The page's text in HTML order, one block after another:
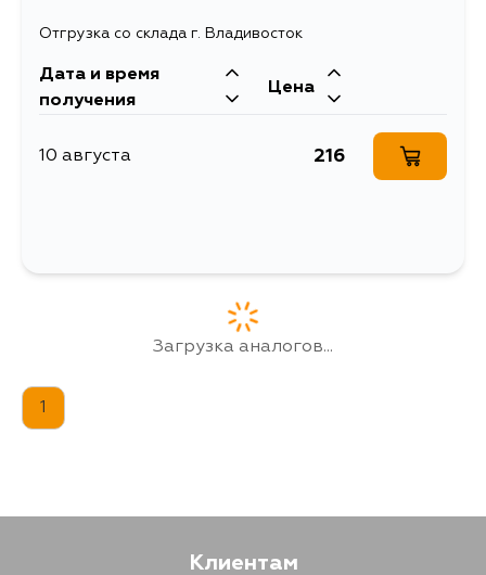
Отгрузка со склада г. Владивосток
Дата и время
получения
Цена
10 августа 216
Загрузка аналогов...
1
Клиентам